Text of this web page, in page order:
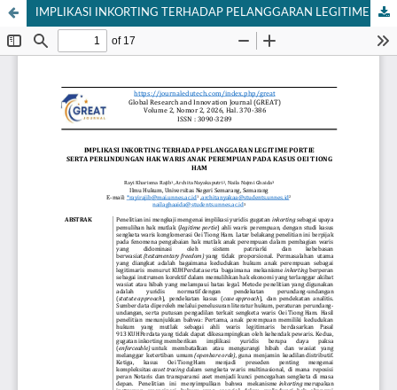
IMPLIKASI INKORTING TERHADAP PELANGGARAN LEGITIME PORTIE SERTA PERLINDUNGAN HAK WARIS ANAK PEREMPUAN PADA KASUS OEI TIONG HAM